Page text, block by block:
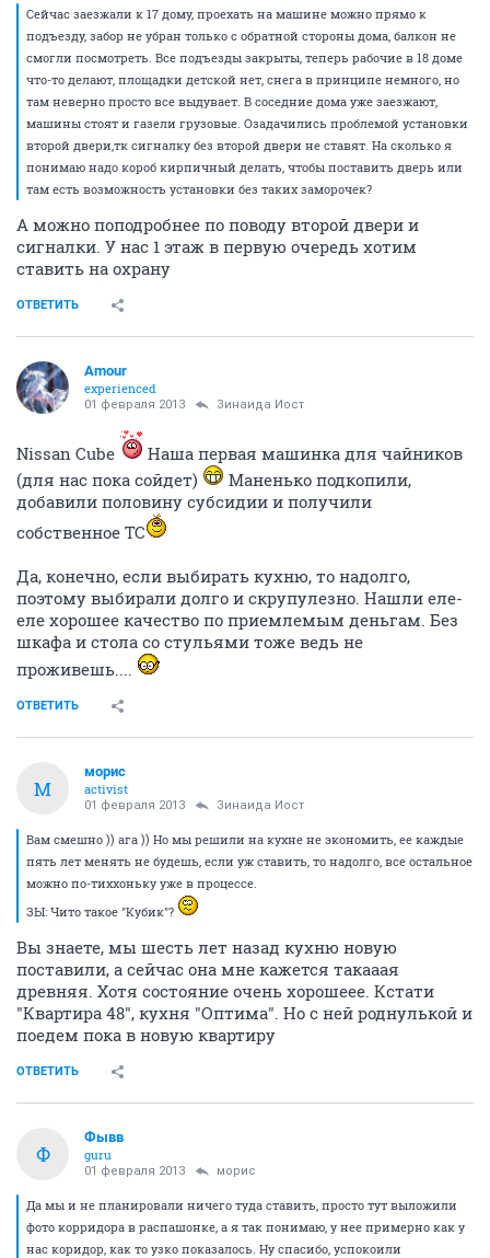
Сейчас заезжали к 17 дому, проехать на машине можно прямо к
подъезду, забор не убран только с обратной стороны дома, балкон не
смогли посмотреть. Все подъезды закрыты, теперь рабочие в 18 доме
что-то делают, площадки детской нет, снега в принципе немного, но
там неверно просто все выдувает. В соседние дома уже заезжают,
машины стоят и газели грузовые. Озадачились проблемой установки
второй двери,тк сигналку без второй двери не ставят. На сколько я
понимаю надо короб кирпичный делать, чтобы поставить дверь или
там есть возможность установки без таких заморочек?
А можно поподробнее по поводу второй двери и
сигналки. У нас 1 этаж в первую очередь хотим
ставить на охрану
ОТВЕТИТЬ
Аmоur
experienced
01 февраля 2013 Зинаида Иост
Nissan Cube
Наша первая машинка для чайников
(для нас пока сойдет)
Маненько подкопили,
добавили половину субсидии и получили
собственное ТС
Да, конечно, если выбирать кухню, то надолго,
поэтому выбирали долго и скрупулезно. Нашли еле-
еле хорошее качество по приемлемым деньгам. Без
шкафа и стола со стульями тоже ведь не
проживешь....
ОТВЕТИТЬ
М
морис
activist
01 февраля 2013 Зинаида Иост
Вам смешно )) ага )) Но мы решили на кухне не экономить, ее каждые
пять лет менять не будешь, если уж ставить, то надолго, все остальное
можно по-тиххоньку уже в процессе.
ЗЫ: Чито такое "Кубик"?
Вы знаете, мы шесть лет назад кухню новую
поставили, а сейчас она мне кажется такааая
древняя. Хотя состояние очень хорошеее. Кстати
"Квартира 48", кухня "Оптима". Но с ней роднулькой и
поедем пока в новую квартиру
ОТВЕТИТЬ
Ф
Фывв
guru
01 февраля 2013 морис
Да мы и не планировали ничего туда ставить, просто тут выложили
фото корридора в распашонке, а я так понимаю, у нее примерно как у
нас коридор, как то узко показалось. Ну спасибо, успокоили